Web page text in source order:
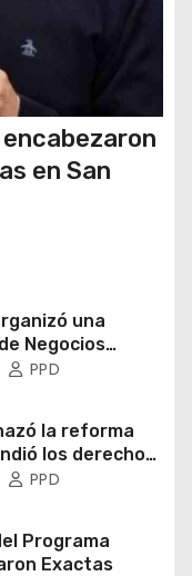
en San
una
Negocios
Luján
PPD
la reforma
los derechos
PPD
Programa
Exactas